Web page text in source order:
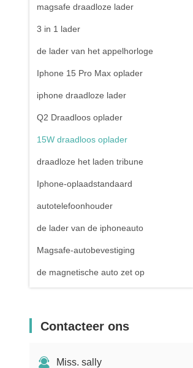
magsafe draadloze lader
3 in 1 lader
de lader van het appelhorloge
Iphone 15 Pro Max oplader
iphone draadloze lader
Q2 Draadloos oplader
15W draadloos oplader
draadloze het laden tribune
Iphone-oplaadstandaard
autotelefoonhouder
de lader van de iphoneauto
Magsafe-autobevestiging
de magnetische auto zet op
Contacteer ons
Miss. sally